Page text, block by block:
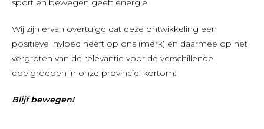
Wij zijn ervan overtuigd dat deze ontwikkeling een
positieve invloed heeft op ons (merk) en daarmee op het
vergroten van de relevantie voor de verschillende
doelgroepen in onze provincie, kortom:
Blijf bewegen!